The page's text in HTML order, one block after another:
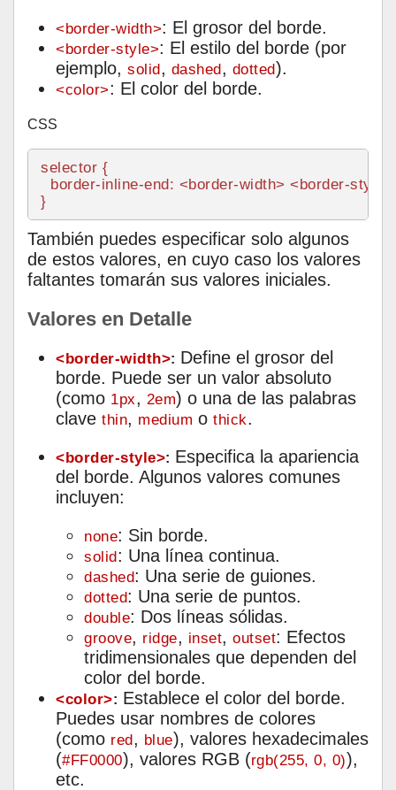
<border-width>: El grosor del borde.
<border-style>: El estilo del borde (por
ejemplo, solid, dashed, dotted).
<color>: El color del borde.
CSS
selector {
border-inline-end: <border-width> <border-
También puedes especificar solo algunos
de estos valores, en cuyo caso los valores
faltantes tomarán sus valores iniciales.
Valores en Detalle
<border-width>: Define el grosor del
borde. Puede ser un valor absoluto
(como 1px, 2em) o una de las palabras
clave thin, medium o thick.
<border-style>: Especifica la apariencia
del borde. Algunos valores comunes
incluyen:
none: Sin borde.
solid: Una línea continua.
dashed: Una serie de guiones.
dotted: Una serie de puntos.
double: Dos líneas sólidas.
groove, ridge, inset, outset: Efectos
tridimensionales que dependen del
color del borde.
<color>: Establece el color del borde.
Puedes usar nombres de colores
(como red, blue), valores hexadecimales
(#FF0000), valores RGB (rgb(255, 0, 0)),
etc.